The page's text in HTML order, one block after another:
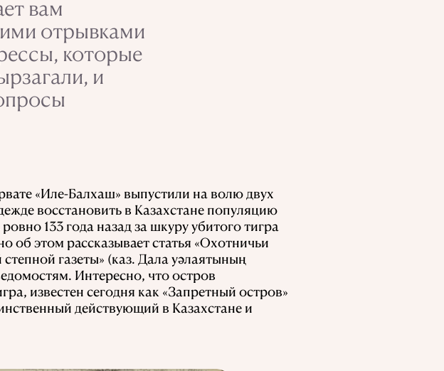
вам
отрывками
которые
и
«Иле-Балхаш» выпустили на волю двух
восстановить в Казахстане популяцию
133 года назад за шкуру убитого тигра
об этом рассказывает статья «Охотничьи
газеты» (каз. Дала уәлаятының
Интересно, что остров
известен сегодня как «Запретный остров»
действующий в Казахстане и